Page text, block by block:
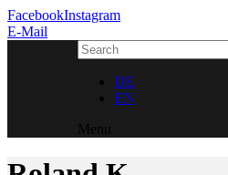
FacebookInstagram
E-Mail
DE
EN
Menu